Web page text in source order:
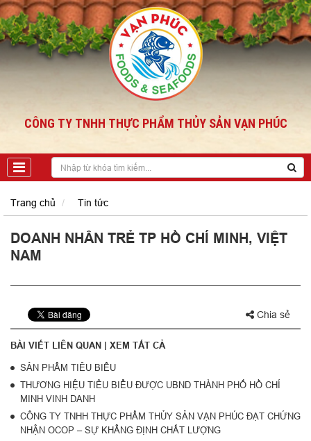
Trang chủ Tin tức
DOANH NHÂN TRẺ TP HỒ CHÍ MINH, VIỆT
NAM
Chia sẻ
BÀI VIẾT LIÊN QUAN | XEM TẤT CẢ
SẢN PHẨM TIÊU BIỂU
THƯƠNG HIỆU TIÊU BIỂU ĐƯỢC UBND THÀNH PHỐ HỒ CHÍ
MINH VINH DANH
CÔNG TY TNHH THỰC PHẨM THỦY SẢN VẠN PHÚC ĐẠT CHỨNG
NHẬN OCOP – SỰ KHẲNG ĐỊNH CHẤT LƯỢNG